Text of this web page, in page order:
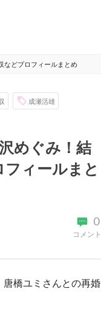
などプロフィールまとめ
成瀬活雄
めぐみ！結
ィールまと
0
コメント
橋ユミさんとの再婚